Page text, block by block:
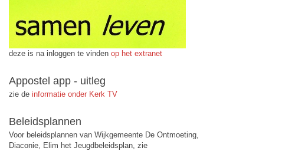
deze is na inloggen te vindenop het extranet
Appostel app - uitleg
zie de informatie onder Kerk TV
Beleidsplannen
Voor beleidsplannen van Wijkgemeente De Ontmoeting,
Diaconie, Elim het Jeugdbeleidsplan, zie